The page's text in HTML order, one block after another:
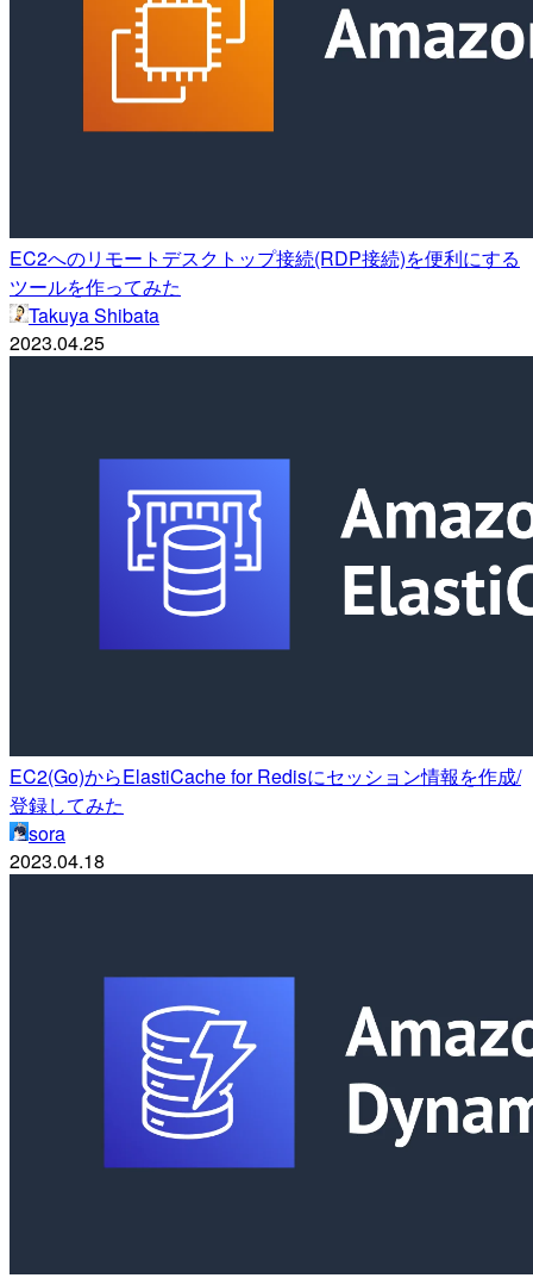
EC2へのリモートデスクトップ接続(RDP接続)を便利にする
ツールを作ってみた
Takuya Shibata
2023.04.25
EC2(Go)からElastiCache for Redisにセッション情報を作成/
登録してみた
sora
2023.04.18